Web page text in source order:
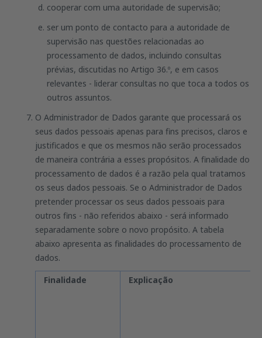
cooperar com uma autoridade de supervisão;
ser um ponto de contacto para a autoridade de
supervisão nas questões relacionadas ao
processamento de dados, incluindo consultas
prévias, discutidas no Artigo 36.º, e em casos
relevantes - liderar consultas no que toca a todos os
outros assuntos.
O Administrador de Dados garante que processará os
seus dados pessoais apenas para fins precisos, claros e
justificados e que os mesmos não serão processados
de maneira contrária a esses propósitos. A finalidade do
processamento de dados é a razão pela qual tratamos
os seus dados pessoais. Se o Administrador de Dados
pretender processar os seus dados pessoais para
outros fins - não referidos abaixo - será informado
separadamente sobre o novo propósito. A tabela
abaixo apresenta as finalidades do processamento de
dados.
Finalidade
Explicação